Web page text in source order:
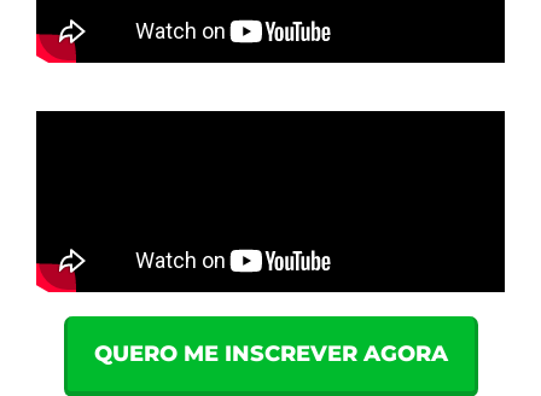
QUERO ME INSCREVER AGORA